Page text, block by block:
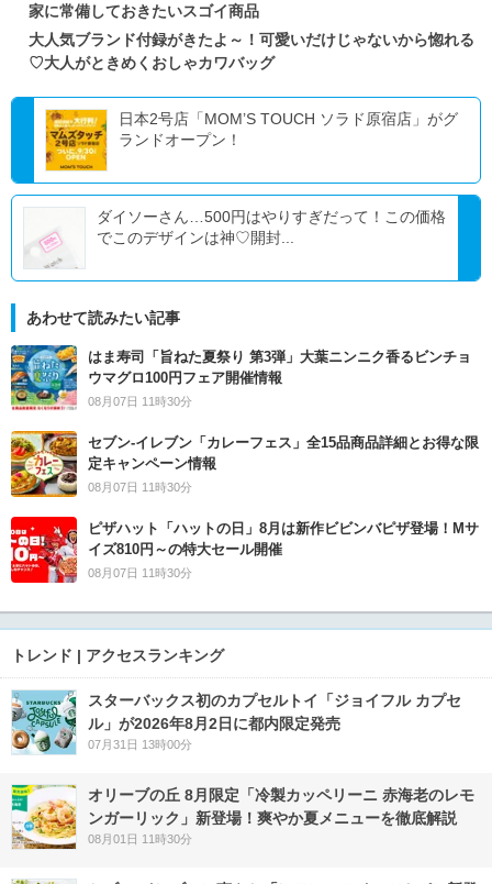
家に常備しておきたいスゴイ商品
大人気ブランド付録がきたよ～！可愛いだけじゃないから惚れる
♡大人がときめくおしゃカワバッグ
日本2号店「MOM’S TOUCH ソラド原宿店」がグ
ランドオープン！
ダイソーさん…500円はやりすぎだって！この価格
でこのデザインは神♡開封...
あわせて読みたい記事
はま寿司「旨ねた夏祭り 第3弾」大葉ニンニク香るビンチョ
ウマグロ100円フェア開催情報
08月07日 11時30分
セブン‐イレブン「カレーフェス」全15品商品詳細とお得な限
定キャンペーン情報
08月07日 11時30分
ピザハット「ハットの日」8月は新作ビビンバピザ登場！Mサ
イズ810円～の特大セール開催
08月07日 11時30分
トレンド | アクセスランキング
スターバックス初のカプセルトイ「ジョイフル カプセ
ル」が2026年8月2日に都内限定発売
07月31日 13時00分
オリーブの丘 8月限定「冷製カッペリーニ 赤海老のレモ
ンガーリック」新登場！爽やか夏メニューを徹底解説
08月01日 11時30分